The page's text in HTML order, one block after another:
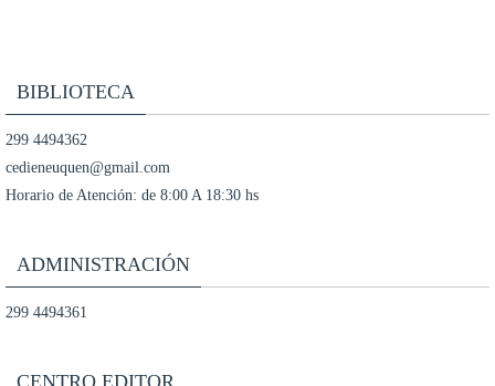
BIBLIOTECA
299 4494362
cedieneuquen@gmail.com
Horario de Atención: de 8:00 A 18:30 hs
ADMINISTRACIÓN
299 4494361
CENTRO EDITOR